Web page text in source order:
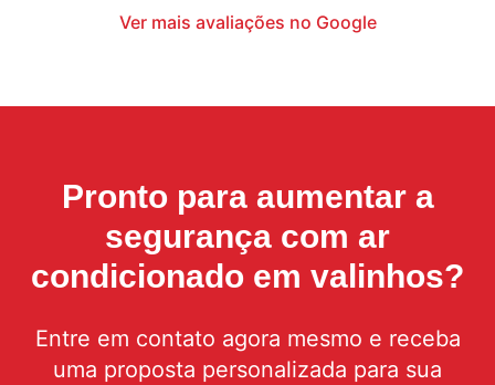
Ver mais avaliações no Google
Pronto para aumentar a
segurança com ar
condicionado em valinhos?
Entre em contato agora mesmo e receba
uma proposta personalizada para sua